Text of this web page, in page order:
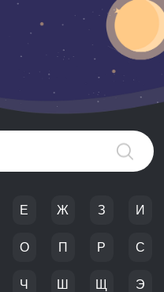
Е Ж З И
О П Р С
Ч Ш Щ Э